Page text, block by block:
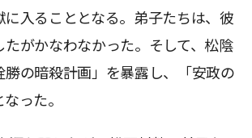
に入ることとなる。弟子たちは、彼
たがかなわなかった。そして、松陰
勝の暗殺計画」を暴露し、「安政の
った。